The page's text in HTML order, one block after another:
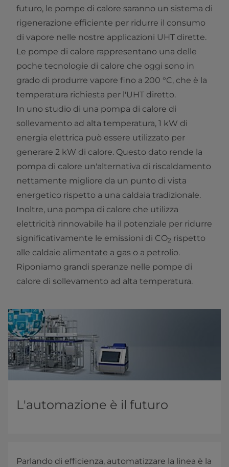
futuro, le pompe di calore saranno un sistema di
rigenerazione efficiente per ridurre il consumo
di vapore nelle nostre applicazioni UHT dirette.
Le pompe di calore rappresentano una delle
poche tecnologie di calore che oggi sono in
grado di produrre vapore fino a 200 °C, che è la
temperatura richiesta per l'UHT diretto.
In uno studio di una pompa di calore di
sollevamento ad alta temperatura, 1 kW di
energia elettrica può essere utilizzato per
generare 2 kW di calore. Questo dato rende la
pompa di calore un'alternativa di riscaldamento
nettamente migliore da un punto di vista
energetico rispetto a una caldaia tradizionale.
Inoltre, una pompa di calore che utilizza
elettricità rinnovabile ha il potenziale per ridurre
significativamente le emissioni di CO2 rispetto
alle caldaie alimentate a gas o a petrolio.
Riponiamo grandi speranze nelle pompe di
calore di sollevamento ad alta temperatura.
L'automazione è il futuro
Parlando di efficienza, automatizzare la linea è la